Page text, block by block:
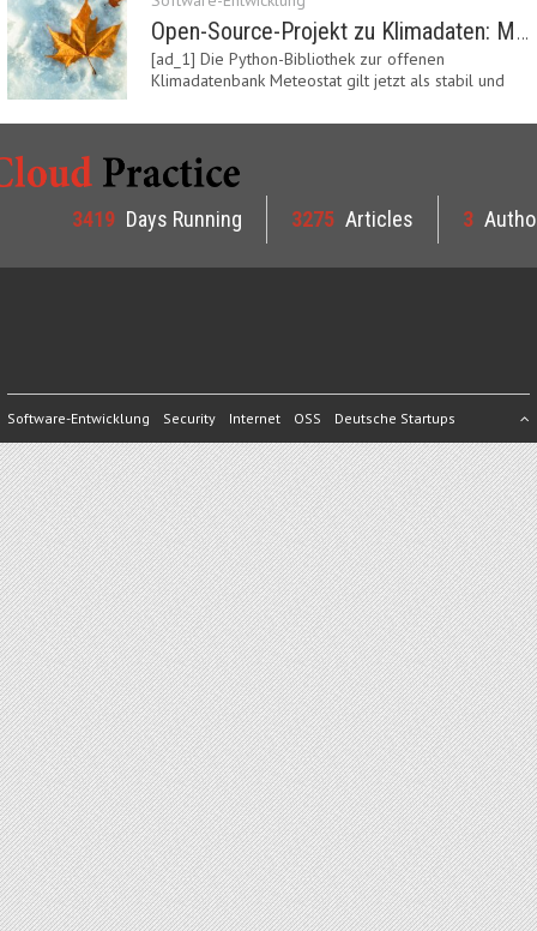
Open-Source-Projekt zu Klimadaten: Meteostat Python Library 1.0 erschienen
[ad_1] Die Python-Bibliothek zur offenen
Klimadatenbank Meteostat gilt jetzt als stabil und
3419 Days Running 3275 Articles 3
Software-Entwicklung Security Internet OSS Deutsche Startups